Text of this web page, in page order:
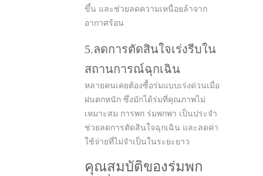
ขึ้น และช่วยลดความเหนื่อยล้าจาก
อากาศร้อน
5.ลดการตัดสินใจเร่งรีบใน
สถานการณ์ฉุกเฉิน
หลายคนเคยต้องซื้อร่มแบบเร่งด่วนเมื่อ
ฝนตกหนัก ซึ่งมักได้ร่มที่คุณภาพไม่
เหมาะสม การพก ร่มพกพา เป็นประจำ
ช่วยลดการตัดสินใจฉุกเฉิน และลดค่า
ใช้จ่ายที่ไม่จำเป็นในระยะยาว
คุณสมบัติของร่มพก